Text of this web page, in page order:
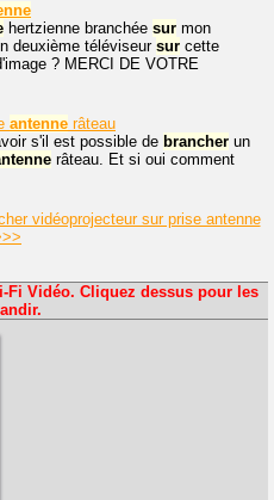
hertzienne branchée sur mon
deuxième téléviseur sur cette
? MERCI DE VOTRE
antenne râteau
s'il est possible de brancher un
râteau. Et si oui comment
vidéoprojecteur sur prise antenne
Fi Vidéo. Cliquez dessus pour les